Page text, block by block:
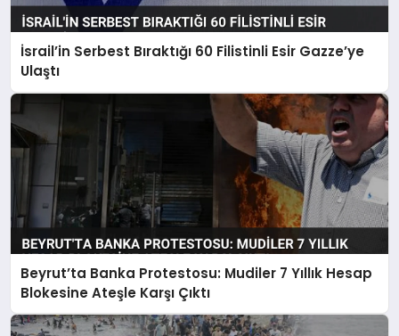
İsrail’in Serbest Bıraktığı 60 Filistinli Esir Gazze’ye
Ulaştı
Beyrut’ta Banka Protestosu: Mudiler 7 Yıllık Hesap
Blokesine Ateşle Karşı Çıktı